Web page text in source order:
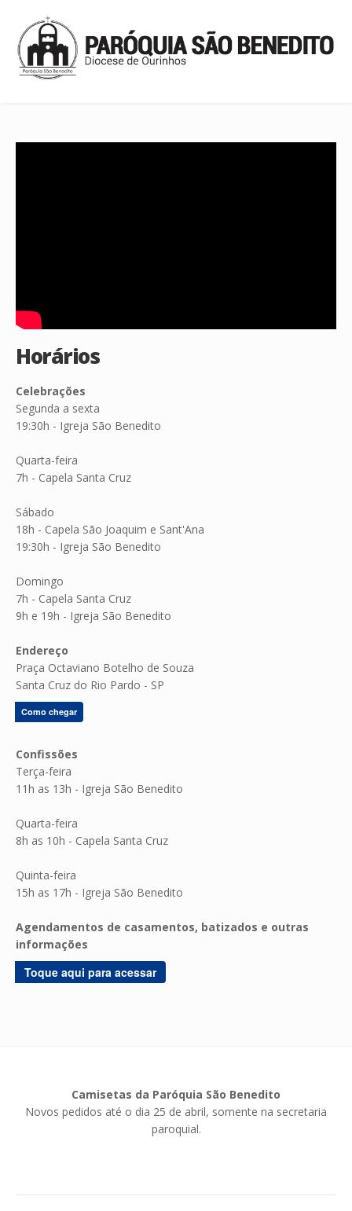
Horários
Celebrações
Segunda a sexta
19:30h - Igreja São Benedito
Quarta-feira
7h - Capela Santa Cruz
Sábado
18h - Capela São Joaquim e Sant'Ana
19:30h - Igreja São Benedito
Domingo
7h - Capela Santa Cruz
9h e 19h - Igreja São Benedito
Endereço
Praça Octaviano Botelho de Souza
Santa Cruz do Rio Pardo - SP
Como chegar
Confissões
Terça-feira
11h as 13h - Igreja São Benedito
Quarta-feira
8h as 10h - Capela Santa Cruz
Quinta-feira
15h as 17h - Igreja São Benedito
Agendamentos de casamentos, batizados e outras
informações
Toque aqui para acessar
Camisetas da Paróquia São Benedito
Novos pedidos até o dia 25 de abril, somente na secretaria
paroquial.